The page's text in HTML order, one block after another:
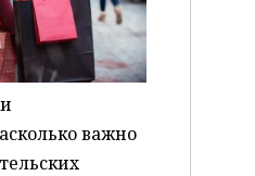
важно